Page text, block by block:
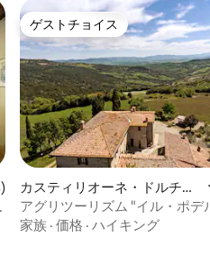
件、5つ星中4.97つ星の平均評価
ゲストチョイス
ゲストチョイス
カスティリオーネ・ドルチャ
のマンション・アパート
アグリツーリズム "イル・ポデ
ルーム
家族 · 価格 · ハイキング